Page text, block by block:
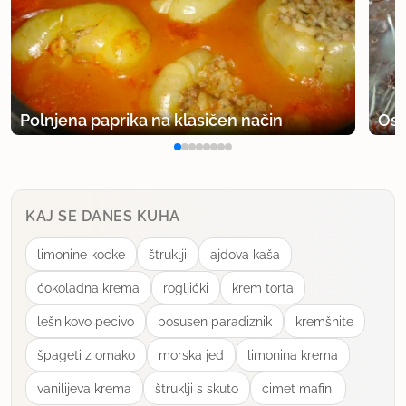
17.2.2015 ob 15:49
Sem danes naredila za kosilo pa je ful uspelo. Zelo
dobro. Uporabila sem sojin drobljenec pa niti
nisem rabila dodati jajca in se je masa lepo sprijela.
Ta recept bom sigurno se kdaj naredila super je.
Polnjena paprika na klasičen način
KAJ SE DANES KUHA
limonine kocke štruklji ajdova kaša
ćokoladna krema rogljićki krem torta
lešnikovo pecivo posusen paradiznik kremšnite
špageti z omako morska jed limonina krema
vanilijeva krema štruklji s skuto cimet mafini